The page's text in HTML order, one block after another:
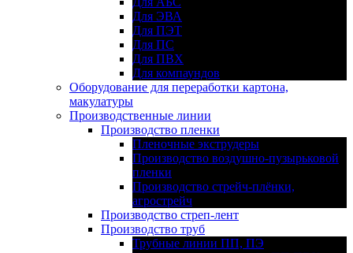
Для ЭВА
Для ПЭТ
Для ПС
Для ПВХ
Для компаундов
Оборудование для переработки картона,
макулатуры
Производственные линии
Производство пленки
Пленочные экструдеры
Производство воздушно-пузырьковой
пленки
Производство стрейч-плёнки,
агрострейч
Производство стреп-лент
Производство труб
Трубные линии ПП, ПЭ